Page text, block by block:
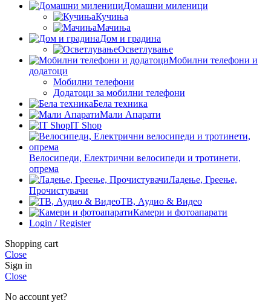
Домашни миленици
Кучиња
Мачиња
Дом и градина
Осветлување
Мобилни телефони и
додатоци
Мобилни телефони
Додатоци за мобилни телефони
Бела техника
Мали Апарати
IT Shop
Велосипеди, Електрични велосипеди и тротинети,
опрема
Ладење, Греење,
Прочистувачи
ТВ, Аудио & Видео
Камери и фотоапарати
Login / Register
Shopping cart
Close
Sign in
Close
No account yet?